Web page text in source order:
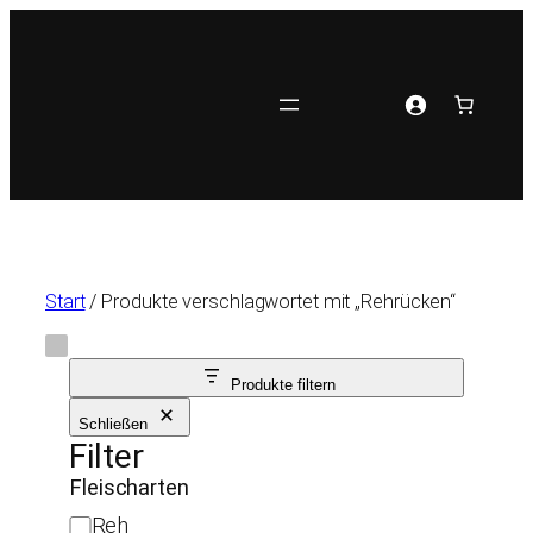
Start/ Produkte verschlagwortet mit „Rehrücken“
Produkte filtern
Schließen
Filter
Fleischarten
F Reh